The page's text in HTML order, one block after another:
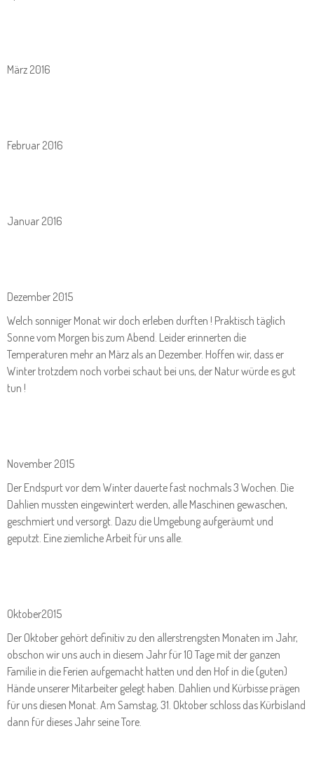
März 2016
Februar 2016
Januar 2016
Dezember 2015
Welch sonniger Monat wir doch erleben durften ! Praktisch täglich
Sonne vom Morgen bis zum Abend. Leider erinnerten die
Temperaturen mehr an März als an Dezember. Hoffen wir, dass er
Winter trotzdem noch vorbei schaut bei uns, der Natur würde es gut
tun !
November 2015
Der Endspurt vor dem Winter dauerte fast nochmals 3 Wochen. Die
Dahlien mussten eingewintert werden, alle Maschinen gewaschen,
geschmiert und versorgt. Dazu die Umgebung aufgeräumt und
geputzt. Eine ziemliche Arbeit für uns alle.
Oktober2015
Der Oktober gehört definitiv zu den allerstrengsten Monaten im Jahr,
obschon wir uns auch in diesem Jahr für 10 Tage mit der ganzen
Familie in die Ferien aufgemacht hatten und den Hof in die (guten)
Hände unserer Mitarbeiter gelegt haben. Dahlien und Kürbisse prägen
für uns diesen Monat. Am Samstag, 31. Oktober schloss das Kürbisland
dann für dieses Jahr seine Tore.